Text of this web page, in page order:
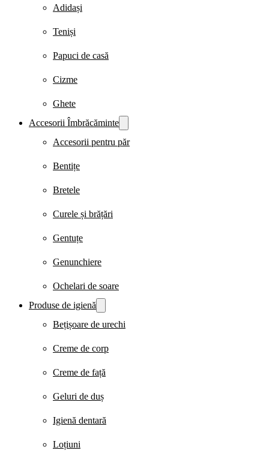
Adidași
Teniși
Papuci de casă
Cizme
Ghete
Accesorii Îmbrăcăminte
Accesorii pentru păr
Bentițe
Bretele
Curele și brățări
Gentuțe
Genunchiere
Ochelari de soare
Produse de igienă
Bețișoare de urechi
Creme de corp
Creme de față
Geluri de duș
Igienă dentară
Loțiuni